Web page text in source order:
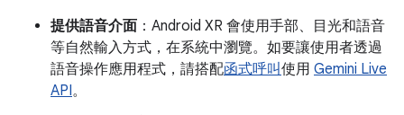
提供語音介面 ：Android XR 會使用手部、目光和語音
等自然輸入方式，在系統中瀏覽。如要讓使用者透過
語音操作應用程式，請搭配函式呼叫使用 Gemini Live
API。